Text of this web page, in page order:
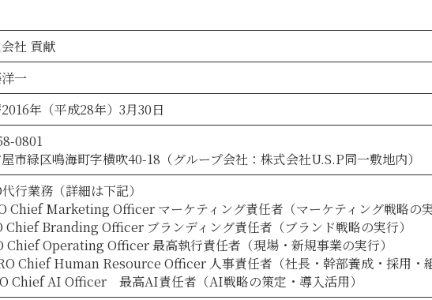
社 貢献
一
年（平成28年）3月30日
0801
市緑区鳴海町字横吹40-18（グループ会社：株式会社U.S.P同一敷地内）
行業務（詳細は下記）
Chief Marketing Officer マーケティング責任者（マーケティング戦略の
Chief Branding Officer ブランディング責任者（ブランド戦略の実行）
Chief Operating Officer 最高執行責任者（現場・新規事業の実行）
Chief Human Resource Officer 人事責任者（社長・幹部養成・採用・
Chief AI Officer 最高AI責任者（AI戦略の策定・導入活用）